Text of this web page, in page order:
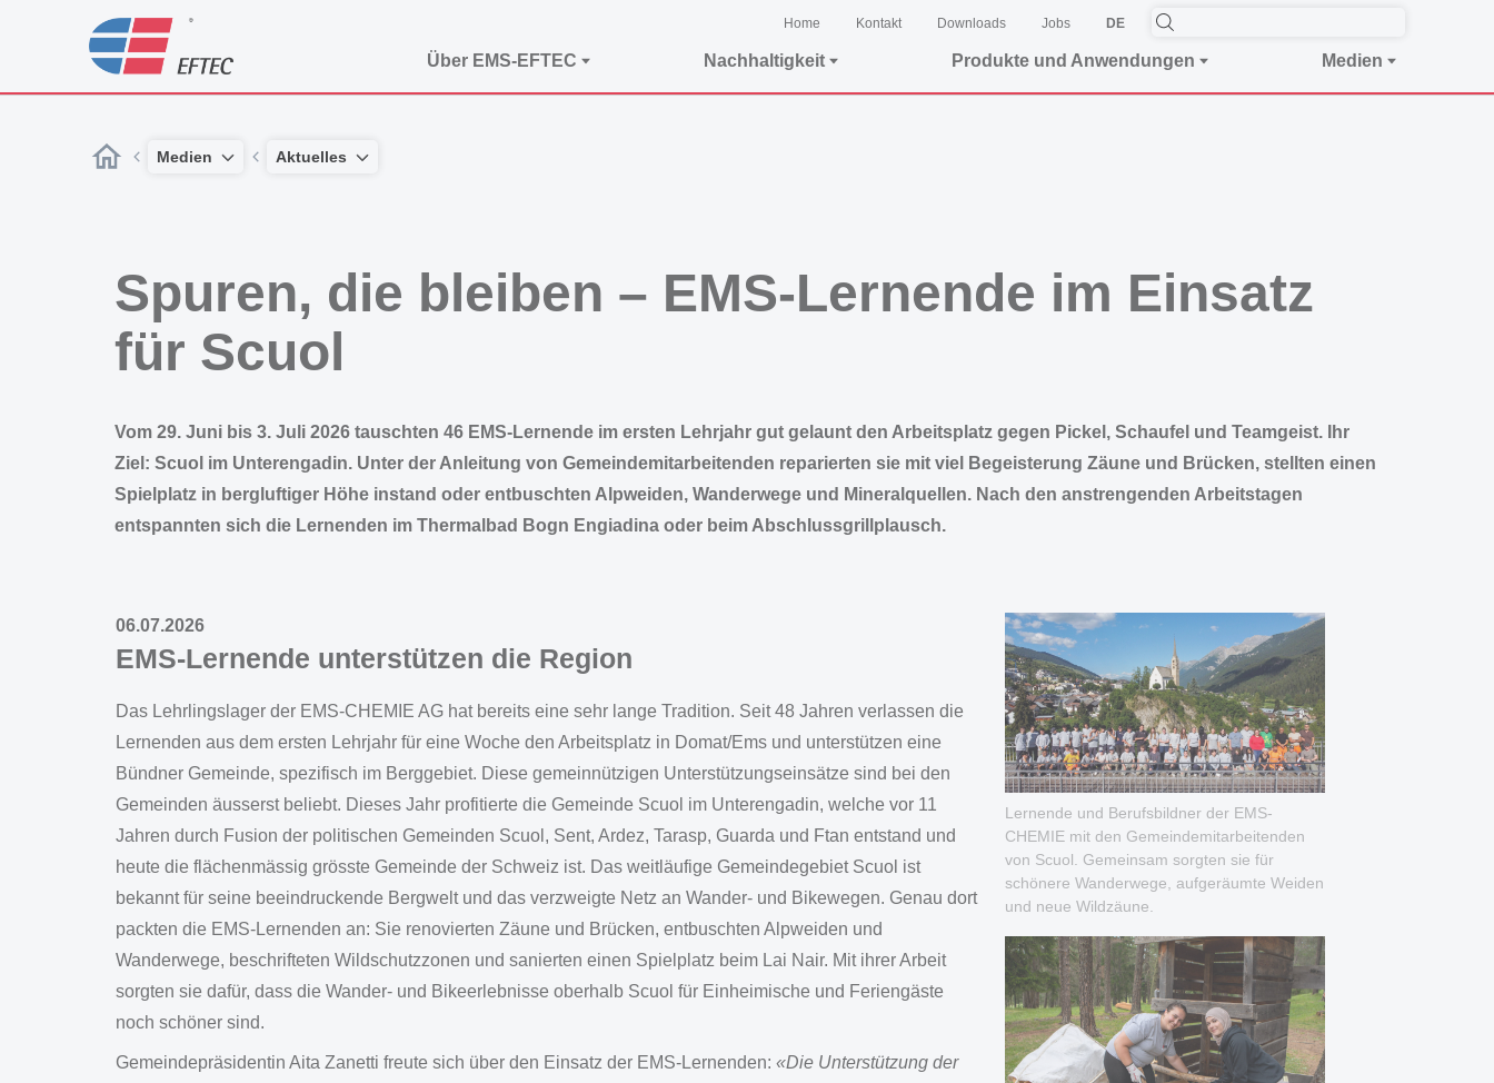
Home Kontakt Downloads Jobs DE
Über EMS-EFTEC Nachhaltigkeit Produkte und Anwendungen Medien
Medien Aktuelles
Spuren, die bleiben – EMS-Lernende im Einsatz
für Scuol
Vom 29. Juni bis 3. Juli 2026 tauschten 46 EMS-Lernende im ersten Lehrjahr gut gelaunt den Arbeitsplatz gegen Pickel, Schaufel und Teamgeist. Ihr
Ziel: Scuol im Unterengadin. Unter der Anleitung von Gemeindemitarbeitenden reparierten sie mit viel Begeisterung Zäune und Brücken, stellten einen
Spielplatz in bergluftiger Höhe instand oder entbuschten Alpweiden, Wanderwege und Mineralquellen. Nach den anstrengenden Arbeitstagen
entspannten sich die Lernenden im Thermalbad Bogn Engiadina oder beim Abschlussgrillplausch.
Lernende und Berufsbildner der EMS-
CHEMIE mit den Gemeindemitarbeitenden
von Scuol. Gemeinsam sorgten sie für
schönere Wanderwege, aufgeräumte Weiden
und neue Wildzäune.
06.07.2026
EMS-Lernende unterstützen die Region
Das Lehrlingslager der EMS-CHEMIE AG hat bereits eine sehr lange Tradition. Seit 48 Jahren verlassen die
Lernenden aus dem ersten Lehrjahr für eine Woche den Arbeitsplatz in Domat/Ems und unterstützen eine
Bündner Gemeinde, spezifisch im Berggebiet. Diese gemeinnützigen Unterstützungseinsätze sind bei den
Gemeinden äusserst beliebt. Dieses Jahr profitierte die Gemeinde Scuol im Unterengadin, welche vor 11
Jahren durch Fusion der politischen Gemeinden Scuol, Sent, Ardez, Tarasp, Guarda und Ftan entstand und
heute die flächenmässig grösste Gemeinde der Schweiz ist. Das weitläufige Gemeindegebiet Scuol ist
bekannt für seine beeindruckende Bergwelt und das verzweigte Netz an Wander- und Bikewegen. Genau dort
packten die EMS-Lernenden an: Sie renovierten Zäune und Brücken, entbuschten Alpweiden und
Wanderwege, beschrifteten Wildschutzzonen und sanierten einen Spielplatz beim Lai Nair. Mit ihrer Arbeit
sorgten sie dafür, dass die Wander- und Bikeerlebnisse oberhalb Scuol für Einheimische und Feriengäste
noch schöner sind.
Gemeindepräsidentin Aita Zanetti freute sich über den Einsatz der EMS-Lernenden: «Die Unterstützung der